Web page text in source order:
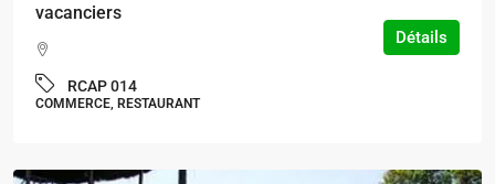
vacanciers
RCAP 014
COMMERCE, RESTAURANT
Détails